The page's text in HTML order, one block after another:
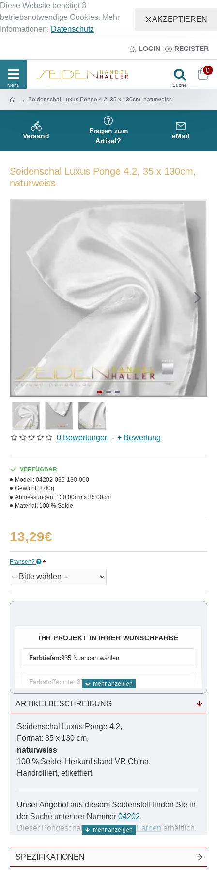
Diese Website benötigt 3
betriebsnotwendige Cookies. Mehr
Informationen: Datenschutz
AKZEPTIEREN
LOGIN REGISTER
0
Seidenschal Luxus Ponge 4.2, 35 x 130cm, naturweiss
Versand
Fragen zum
Artikel?
eMail
Seidenschal Luxus Ponge 4.2, 35 x 130cm,
naturweiss
0 Bewertungen - + Bewertung
13,29€
VERFÜGBAR
Modell: 04202-035-130-000
Gewicht: 8.00g
Abmessungen: 130.00cm x 35.00cm
Material: 100 % Seide
Fransen?
IHR PROJEKT IN IHRER WUNSCHFARBE
Farbtiefen:935 Nuancen wählen
Farbstoffe:unter 85 Farben wählen
Farbrechner:Bedarf ermitteln
Färbe-Anleitung:Schritt für Schritt
Farbmuster:
Das Farbsystem:Als PDF zum download
ARTIKELBESCHREIBUNG
Seidenschal Luxus Ponge 4.2,
Format: 35 x 130 cm,
naturweiss
100 % Seide, Herkunftsland VR China,
Handrolliert, etikettiert
Unser Angebot aus diesem Seidenstoff finden Sie in
der Suche unter der Nummer 04202.
Dieser Pongeschal ist auch in935 Farben erhältlich.
SPEZIFIKATIONEN